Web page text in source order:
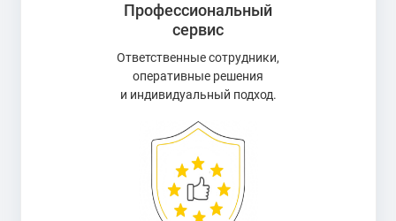
Профессиональный
сервис
Ответственные сотрудники,
оперативные решения
и индивидуальный подход.